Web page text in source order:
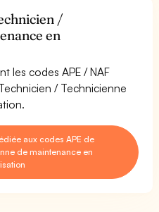
/
en
les codes APE / NAF
/ Technicienne
aux codes APE de
de maintenance en